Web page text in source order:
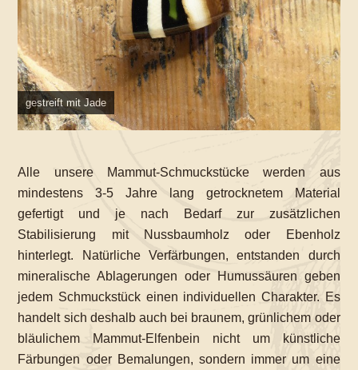
gestreift mit Jade
Alle unsere Mammut-Schmuckstücke werden aus
mindestens 3-5 Jahre lang getrocknetem Material
gefertigt und je nach Bedarf zur zusätzlichen
Stabilisierung mit Nussbaumholz oder Ebenholz
hinterlegt. Natürliche Verfärbungen, entstanden durch
mineralische Ablagerungen oder Humussäuren geben
jedem Schmuckstück einen individuellen Charakter. Es
handelt sich deshalb auch bei braunem, grünlichem oder
bläulichem Mammut-Elfenbein nicht um künstliche
Färbungen oder Bemalungen, sondern immer um eine